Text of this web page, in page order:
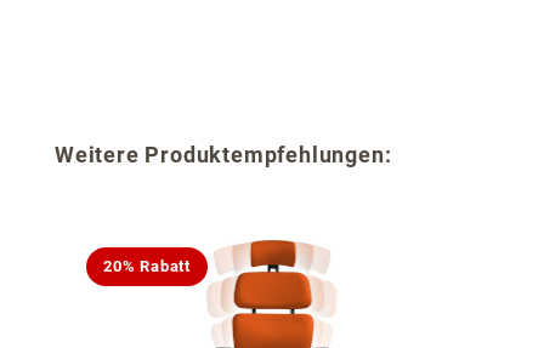
Produktgalerie überspringen
Weitere Produktempfehlungen:
20% Rabatt